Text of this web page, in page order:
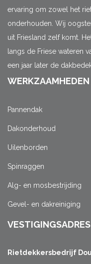
ervaring om zowel het
onderhouden. Wij
uit Friesland zelf komt.
langs de Friese wateren
een jaar later de
WERKZAAMHEDEN
Pannendak
Dakonderhoud
Uilenborden
Spinraggen
Alg- en mosbestrijding
Gevel- en dakreiniging
VESTIGINGSADRES
Rietdekkersbedrijf